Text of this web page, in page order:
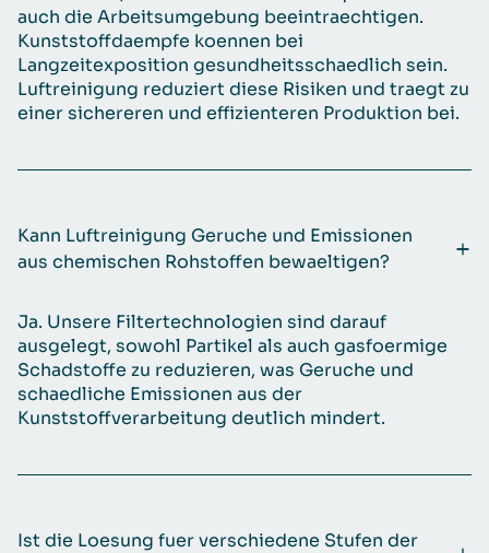
auch die Arbeitsumgebung beeintraechtigen.
Kunststoffdaempfe koennen bei
Langzeitexposition gesundheitsschaedlich sein.
Luftreinigung reduziert diese Risiken und traegt zu
einer sichereren und effizienteren Produktion bei.
Kann Luftreinigung Geruche und Emissionen
aus chemischen Rohstoffen bewaeltigen?
Ja. Unsere Filtertechnologien sind darauf
ausgelegt, sowohl Partikel als auch gasfoermige
Schadstoffe zu reduzieren, was Geruche und
schaedliche Emissionen aus der
Kunststoffverarbeitung deutlich mindert.
Ist die Loesung fuer verschiedene Stufen der